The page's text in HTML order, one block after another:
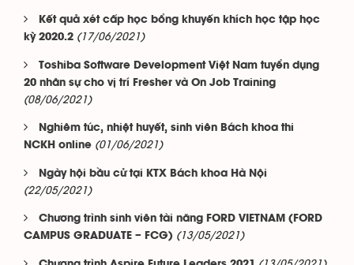
Kết quả xét cấp học bổng khuyến khích học tập học
kỳ 2020.2 (17/06/2021)
Toshiba Software Development Việt Nam tuyển dụng
20 nhân sự cho vị trí Fresher và On Job Training
(08/06/2021)
Nghiêm túc, nhiệt huyết, sinh viên Bách khoa thi
NCKH online (01/06/2021)
Ngày hội bầu cử tại KTX Bách khoa Hà Nội
(22/05/2021)
Chương trình sinh viên tài năng FORD VIETNAM (FORD
CAMPUS GRADUATE – FCG) (13/05/2021)